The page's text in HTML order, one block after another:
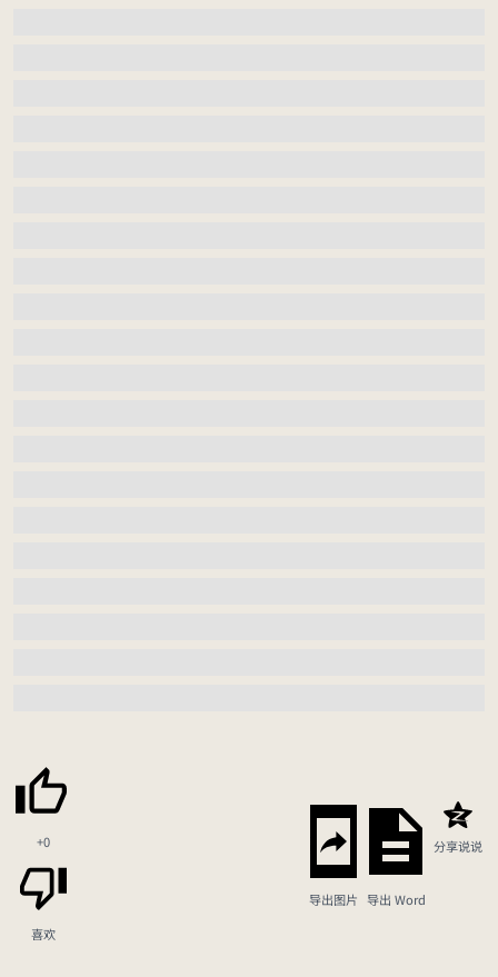
+0
喜欢
导出图片 导出 Word
分享说说